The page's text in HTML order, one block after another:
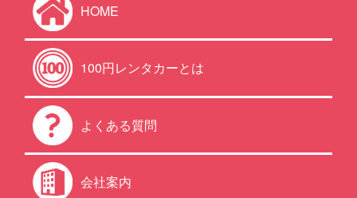
HOME
100円レンタカーとは
よくある質問
会社案内